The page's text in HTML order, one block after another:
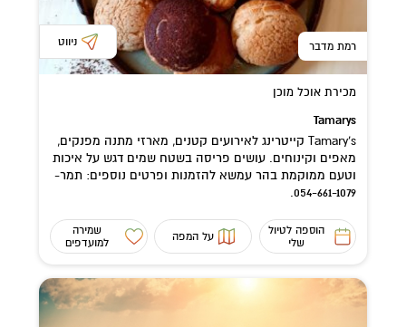
רמת מדבר ניווט
מכירת אוכל מוכן
Tamarys
Tamary's קייטרינג לאירועים קטנים, מארזי מתנה מפנקים,
מאפים וקינוחים. עושים פריסה בשטח שמים דגש על איכות
וטעם ממוקמת בהר עמשא להזמנות ופרטים נוספים: תמר-
054-661-1079.
הוספה לטיול
שלי
על המפה
שמירה
למועדפים